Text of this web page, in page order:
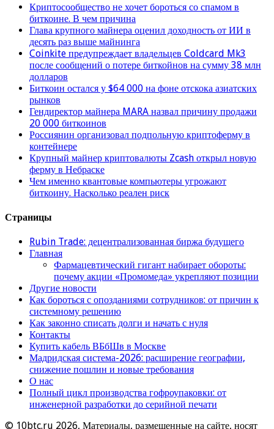
Криптосообщество не хочет бороться со спамом в
биткоине. В чем причина
Глава крупного майнера оценил доходность от ИИ в
десять раз выше майнинга
Coinkite предупреждает владельцев Coldcard Mk3
после сообщений о потере биткойнов на сумму 38 млн
долларов
Биткоин остался у $64 000 на фоне отскока азиатских
рынков
Гендиректор майнера MARA назвал причину продажи
20 000 биткоинов
Россиянин организовал подпольную криптоферму в
контейнере
Крупный майнер криптовалюты Zcash открыл новую
ферму в Небраске
Чем именно квантовые компьютеры угрожают
биткоину. Насколько реален риск
Страницы
Rubin Trade: децентрализованная биржа будущего
Главная
Фармацевтический гигант набирает обороты:
почему акции «Промомеда» укрепляют позиции
Другие новости
Как бороться с опозданиями сотрудников: от причин к
системному решению
Как законно списать долги и начать с нуля
Контакты
Купить кабель ВБбШв в Москве
Мадридская система-2026: расширение географии,
снижение пошлин и новые требования
О нас
Полный цикл производства гофроупаковки: от
инженерной разработки до серийной печати
© 10btc.ru 2026, Материалы, размещенные на сайте, носят